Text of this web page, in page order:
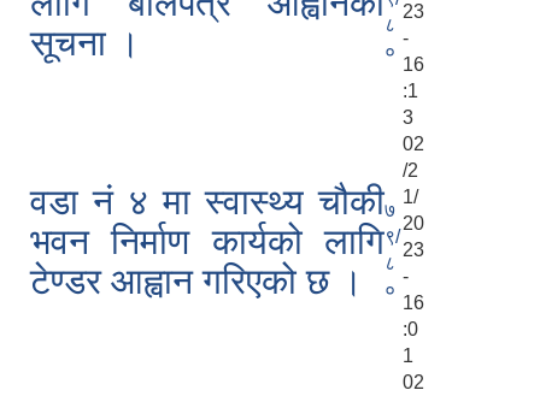
सूचना ।
८
०
23
-
16
:1
3
वडा नं ४ मा स्वास्थ्य चौकी
भवन निर्माण कार्यको लागि
टेण्डर आह्वान गरिएको छ ।
७
९/
८
०
02
/2
1/
20
23
-
16
:0
1
02